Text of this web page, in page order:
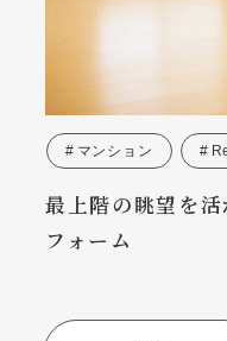
マンション
最上階の眺望を
フォーム